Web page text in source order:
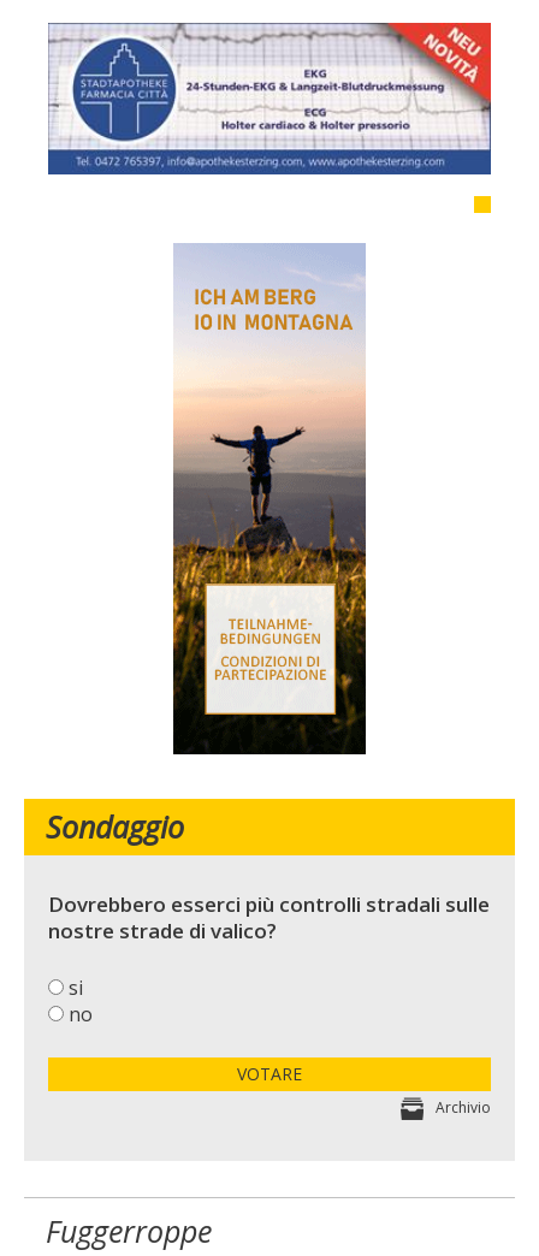
Sondaggio
Dovrebbero esserci più controlli stradali sulle
nostre strade di valico?
si
no
VOTARE
Archivio
Fuggerroppe